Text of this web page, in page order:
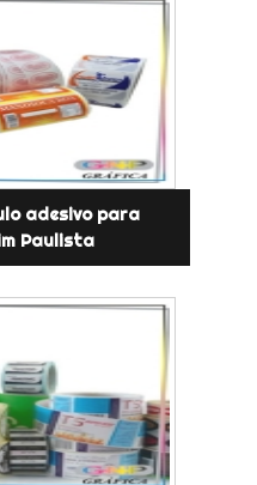
adesivo para
Paulista